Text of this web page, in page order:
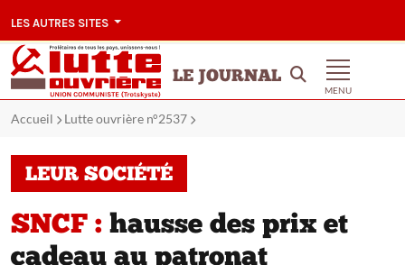
LES AUTRES SITES
LE JOURNAL
MENU
Accueil Lutte ouvrière n°2537
LEUR SOCIÉTÉ
SNCF : hausse des prix et
cadeau au patronat